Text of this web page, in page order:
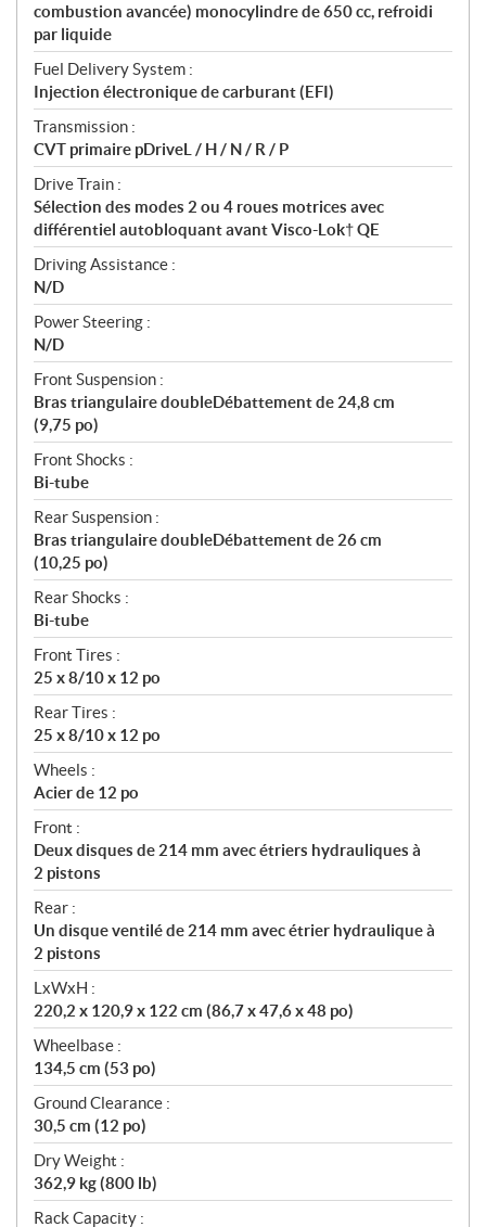
combustion avancée) monocylindre de 650 cc, refroidi
par liquide
Fuel Delivery System :
Injection électronique de carburant (EFI)
Transmission :
CVT primaire pDriveL / H / N / R / P
Drive Train :
Sélection des modes 2 ou 4 roues motrices avec
différentiel autobloquant avant Visco-Lok† QE
Driving Assistance :
N/D
Power Steering :
N/D
Front Suspension :
Bras triangulaire doubleDébattement de 24,8 cm
(9,75 po)
Front Shocks :
Bi-tube
Rear Suspension :
Bras triangulaire doubleDébattement de 26 cm
(10,25 po)
Rear Shocks :
Bi-tube
Front Tires :
25 x 8/10 x 12 po
Rear Tires :
25 x 8/10 x 12 po
Wheels :
Acier de 12 po
Front :
Deux disques de 214 mm avec étriers hydrauliques à
2 pistons
Rear :
Un disque ventilé de 214 mm avec étrier hydraulique à
2 pistons
LxWxH :
220,2 x 120,9 x 122 cm (86,7 x 47,6 x 48 po)
Wheelbase :
134,5 cm (53 po)
Ground Clearance :
30,5 cm (12 po)
Dry Weight :
362,9 kg (800 lb)
Rack Capacity :